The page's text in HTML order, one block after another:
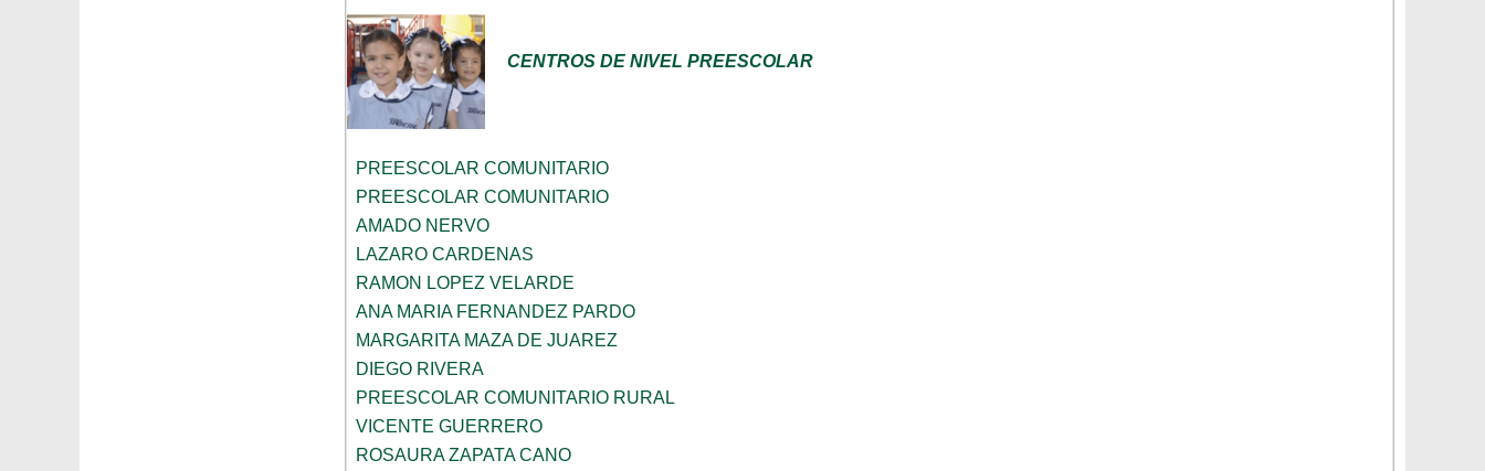
CENTROS DE NIVEL PREESCOLAR
PREESCOLAR COMUNITARIO
PREESCOLAR COMUNITARIO
AMADO NERVO
LAZARO CARDENAS
RAMON LOPEZ VELARDE
ANA MARIA FERNANDEZ PARDO
MARGARITA MAZA DE JUAREZ
DIEGO RIVERA
PREESCOLAR COMUNITARIO RURAL
VICENTE GUERRERO
ROSAURA ZAPATA CANO